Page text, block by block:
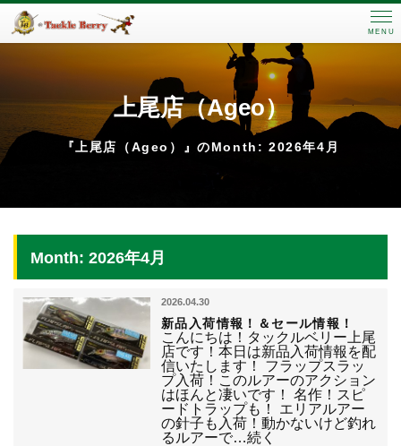
MENU
上尾店（Ageo）
『上尾店（Ageo）』のMonth: 2026年4月
Month: 2026年4月
2026.04.30
新品入荷情報！＆セール情報！
こんにちは！タックルベリー上尾
店です！本日は新品入荷情報を配
信いたします！ フラップスラッ
プ入荷！このルアーのアクション
はほんと凄いです！ 名作！スピ
ードトラップも！ エリアルアー
の針子も入荷！動かないけど釣れ
るルアーで…続く